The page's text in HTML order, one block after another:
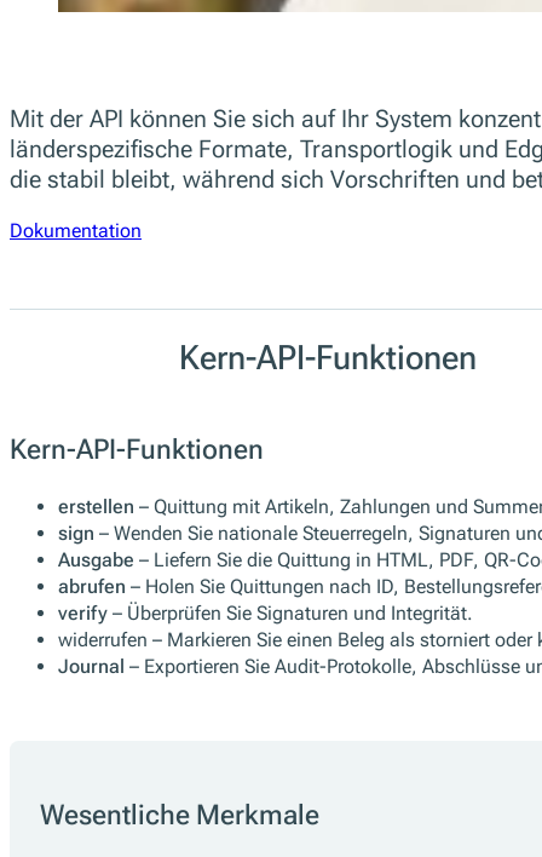
Mit der API können Sie sich auf Ihr System
länderspezifische Formate, Transportlogik und
die stabil bleibt, während sich Vorschriften und
Dokumentation
Kern-API-Funktionen
Kern-API-Funktionen
erstellen – Quittung mit Artikeln, Zahlungen und
sign – Wenden Sie nationale Steuerregeln, Signaturen
Ausgabe – Liefern Sie die Quittung in HTML, PDF, QR-
abrufen – Holen Sie Quittungen nach ID,
verify – Überprüfen Sie Signaturen und Integrität.
widerrufen – Markieren Sie einen Beleg als storniert oder
Journal – Exportieren Sie Audit-Protokolle, Abschlüsse
Wesentliche Merkmale